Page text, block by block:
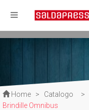
Home > Catalogo >
Brindille Omnibus